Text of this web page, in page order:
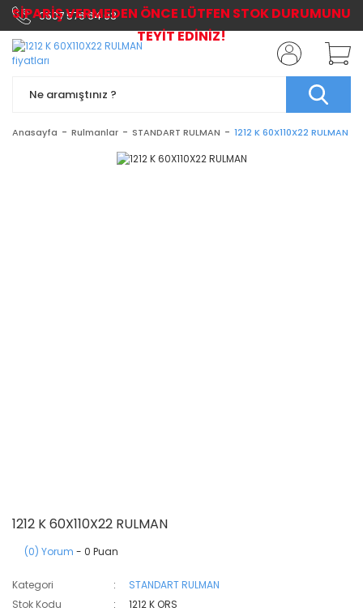
0507 576 64 03
Anasayfa Rulmanlar STANDART RULMAN 1212 K 60X110X22 RULMAN
1212 K 60X110X22 RULMAN
(0) Yorum - 0 Puan
Kategori
STANDART RULMAN
Stok Kodu
1212 K ORS
SİPARİŞ VERMEDEN ÖNCE LÜTFEN STOK DURUMUNU
TEYİT EDİNİZ!